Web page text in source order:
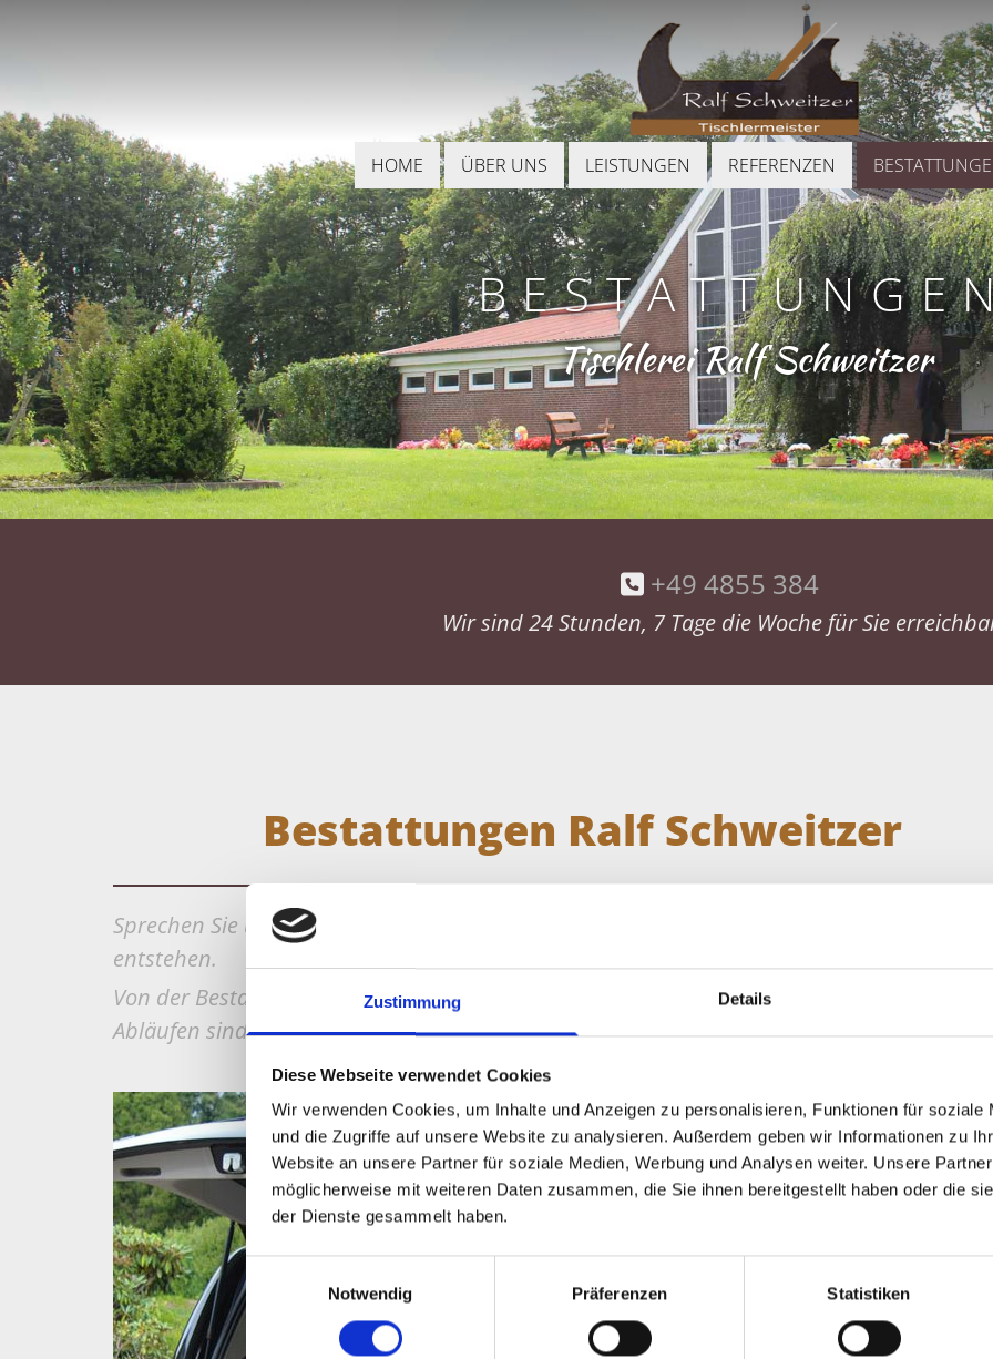
Zustimmung Details
Diese Webseite verwendet Cookies
Wir verwenden Cookies, um Inhalte und Anzeigen zu personalisieren, Funktionen für soziale
und die Zugriffe auf unsere Website zu analysieren. Außerdem geben wir Informationen zu
Website an unsere Partner für soziale Medien, Werbung und Analysen weiter. Unsere
möglicherweise mit weiteren Daten zusammen, die Sie ihnen bereitgestellt haben oder die
der Dienste gesammelt haben.
Notwendig
Präferenzen Statistiken
HOME ÜBER UNS LEISTUNGEN REFERENZEN
Tischlerei Ralf Schweitzer
 +49 4855 384
Wir sind 24 Stunden, 7 Tage die Woche für Sie
Bestattungen Ralf Schweitzer
Sprechen Sie uns an, wir begleiten Sie bei allen Erledigungen, die rund um einen
entstehen.
Von der Bestattungszeremonie bis hin zu allen amtlichen Papieren und wichtigen
Abläufen sind wir auf Wunsch für Sie da.